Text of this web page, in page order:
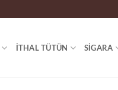
İTHAL TÜTÜN SIGARA